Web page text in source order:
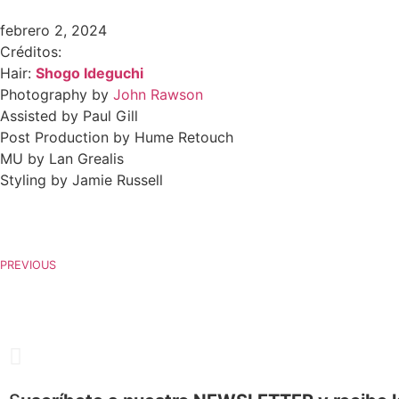
febrero 2, 2024
Créditos:
Hair: Shogo Ideguchi
Photography by John Rawson
Assisted by Paul Gill
Post Production by Hume Retouch
MU by Lan Grealis
Styling by Jamie Russell
PREVIOUS